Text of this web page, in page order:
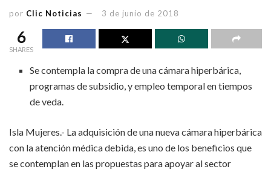
por Clic Noticias 3 de junio de 2018
6
SHARES
Se contempla la compra de una cámara hiperbárica,
programas de subsidio, y empleo temporal en tiempos
de veda.
Isla Mujeres.- La adquisición de una nueva cámara hiperbárica
con la atención médica debida, es uno de los beneficios que
se contemplan en las propuestas para apoyar al sector